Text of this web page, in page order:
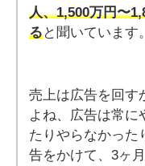
人、1,500万円〜
ると聞いています。
売上は広告を回す
よね、広告は常に
たりやらなかった
告をかけて、3ヶ